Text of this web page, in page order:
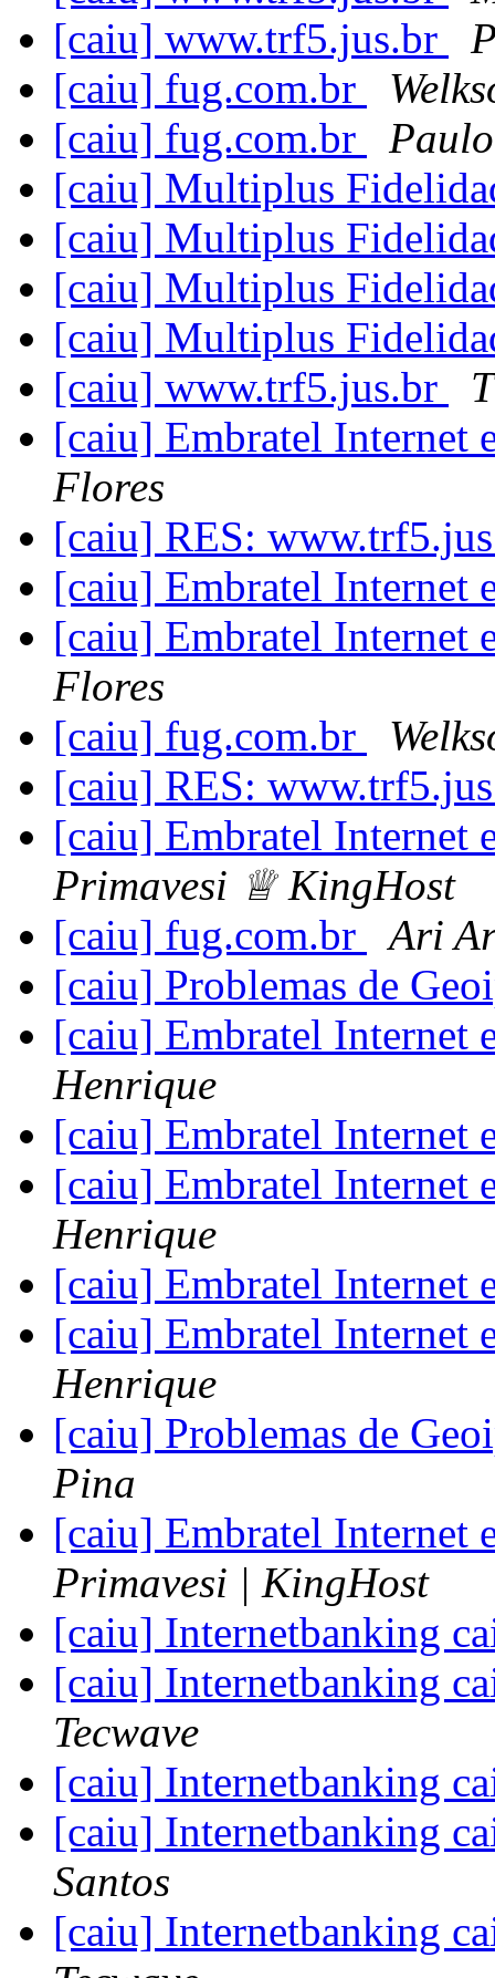
[caiu] www.trf5.jus.br
[caiu] fug.com.br
[caiu] fug.com.br
[caiu] Multiplus
[caiu] Multiplus
[caiu] Multiplus
[caiu] Multiplus
[caiu] www.trf5.jus.br
[caiu] Embratel Internet
Flores
[caiu] RES:
[caiu] Embratel Internet
[caiu] Embratel Internet
Flores
[caiu] fug.com.br
[caiu] RES:
[caiu] Embratel Internet
Primavesi ♕ KingHost
[caiu] fug.com.br
Ari
[caiu] Problemas de
[caiu] Embratel Internet
Henrique
[caiu] Embratel Internet
[caiu] Embratel Internet
Henrique
[caiu] Embratel Internet
[caiu] Embratel Internet
Henrique
[caiu] Problemas de
Pina
[caiu] Embratel Internet
Primavesi | KingHost
[caiu] Internetbanking
[caiu] Internetbanking
Tecwave
[caiu] Internetbanking
[caiu] Internetbanking
Santos
[caiu] Internetbanking